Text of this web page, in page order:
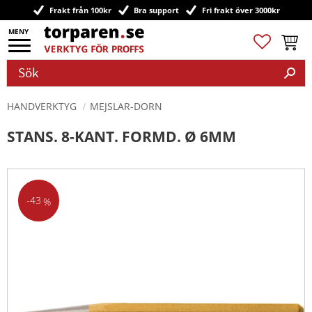
Meny
Frakt från 100kr Bra support Fri frakt över 3000kr
Favoriter
HANDVERKTYG MEJSLAR-DORN
STANS. 8-KANT. FORMD. Ø 6MM
43 %